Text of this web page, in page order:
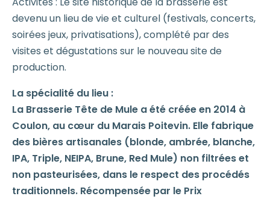
devenu un lieu de vie et culturel (festivals, concerts,
soirées jeux, privatisations), complété par des
visites et dégustations sur le nouveau site de
production.
La spécialité du lieu :
La Brasserie Tête de Mule a été créée en 2014 à
Coulon, au cœur du Marais Poitevin. Elle fabrique
des bières artisanales (blonde, ambrée, blanche,
IPA, Triple, NEIPA, Brune, Red Mule) non filtrées et
non pasteurisées, dans le respect des procédés
traditionnels. Récompensée par le Prix